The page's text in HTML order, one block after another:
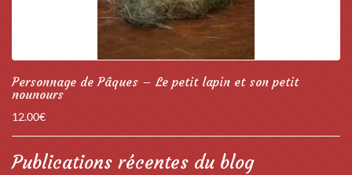
Personnage de Pâques – Le petit lapin et son petit
nounours
12.00€
Publications récentes du blog